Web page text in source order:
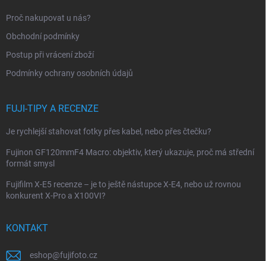
Proč nakupovat u nás?
Obchodní podmínky
Postup při vrácení zboží
Podmínky ochrany osobních údajů
FUJI-TIPY A RECENZE
Je rychlejší stahovat fotky přes kabel, nebo přes čtečku?
Fujinon GF120mmF4 Macro: objektiv, který ukazuje, proč má střední
formát smysl
Fujifilm X-E5 recenze – je to ještě nástupce X-E4, nebo už rovnou
konkurent X-Pro a X100VI?
KONTAKT
eshop@fujifoto.cz